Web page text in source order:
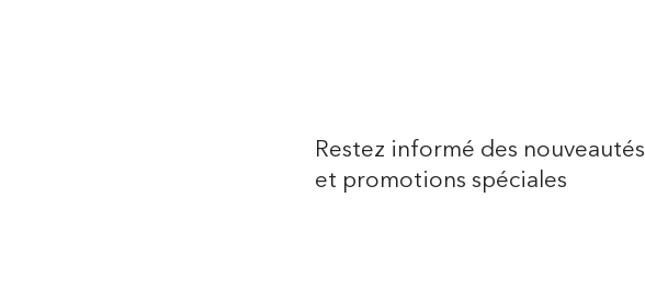
Restez informé des nouveautés
et promotions spéciales